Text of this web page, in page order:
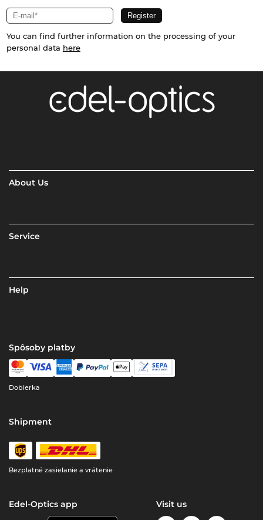
You can find further information on the processing of your
personal data here
About Us
Service
Help
Spôsoby platby
Dobierka
Shipment
Bezplatné zasielanie a vrátenie
Edel-Optics app Visit us